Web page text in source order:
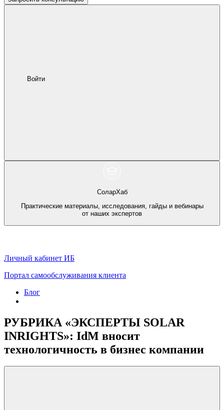
Войти
СоларХаб
Практические материалы, исследования, гайды и вебинары
от наших экспертов
Личный кабинет ИБ
Портал самообслуживания клиента
Блог
РУБРИКА «ЭКСПЕРТЫ SOLAR
INRIGHTS»: IdM вносит
технологичность в бизнес компании